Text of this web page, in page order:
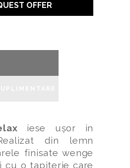
OFFER
iese ușor in
din lemn
finisate wenge
cu o tapiterie care